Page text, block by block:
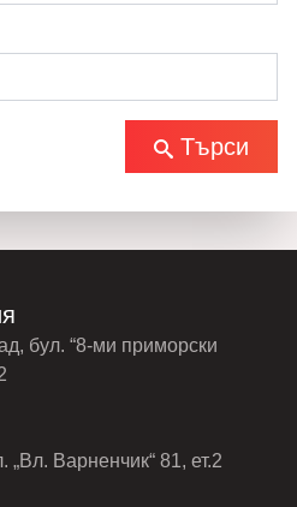
Търси
бул. “8-ми приморски
Варненчик“ 81, ет.2